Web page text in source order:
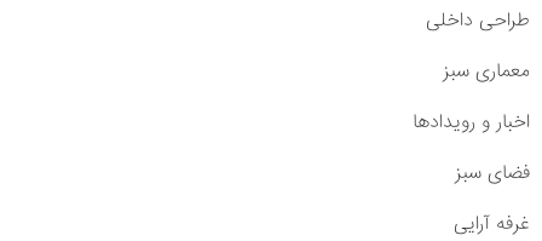
طراحی داخلی
معماری سبز
اخبار و رویدادها
فضای سبز
غرفه آرایی